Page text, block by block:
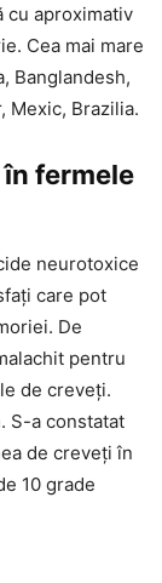
cu aproximativ
Cea mai mare
Banglandesh,
Mexic, Brazilia.
fermele
neurotoxice
care pot
De
pentru
de creveți.
S-a constatat
de creveți în
10 grade